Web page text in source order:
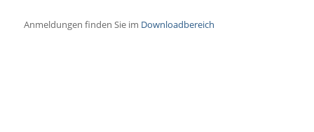
Anmeldungen finden Sie im Downloadbereich